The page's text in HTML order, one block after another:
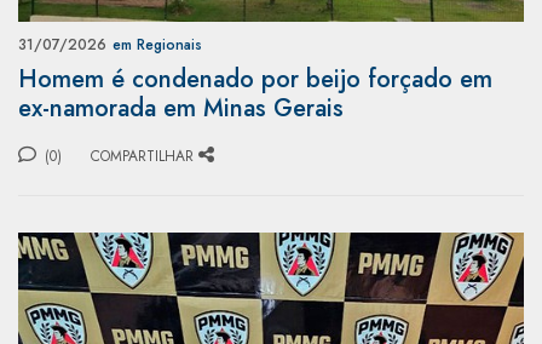
31/07/2026 em Regionais
Homem é condenado por beijo forçado em
ex-namorada em Minas Gerais
(0) COMPARTILHAR